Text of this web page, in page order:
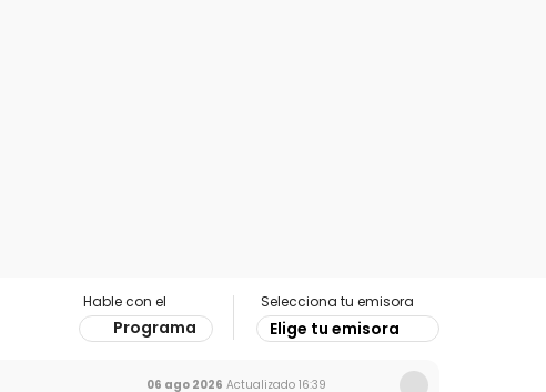
Hable con el
Programa
Selecciona tu emisora
Elige tu emisora
06 ago 2026 Actualizado 16:39